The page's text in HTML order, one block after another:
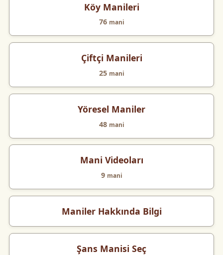
Köy Manileri
76 mani
Çiftçi Manileri
25 mani
Yöresel Maniler
48 mani
Mani Videoları
9 mani
Maniler Hakkında Bilgi
Şans Manisi Seç